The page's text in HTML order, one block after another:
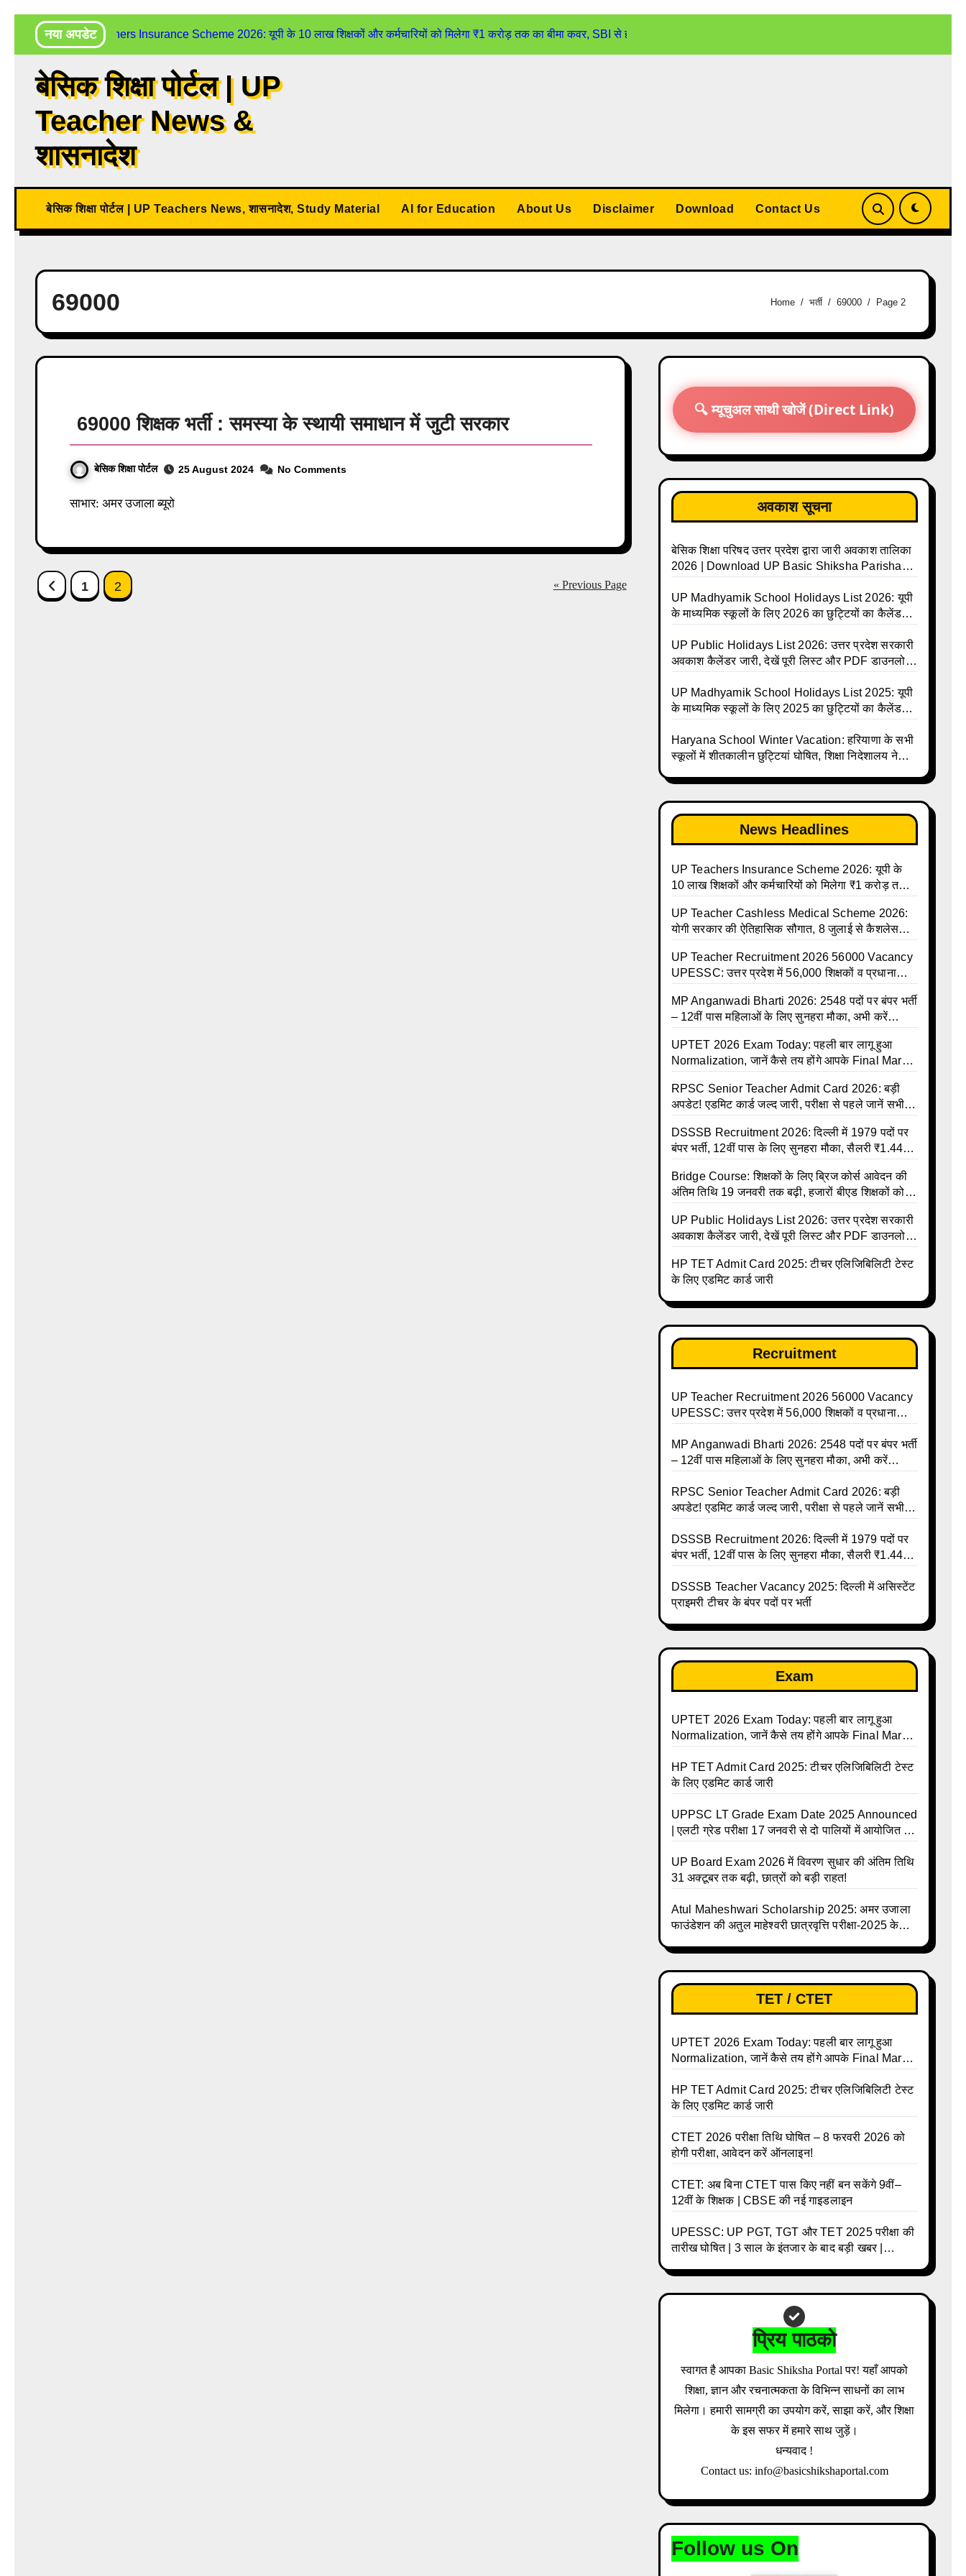
नया अपडेटUP Teachers Insurance Scheme 2026: यूपी के 10 लाख शिक्षकों और कर्मचारियों को मिलेगा ₹1 करोड़ तक का बीमा कवर, SBI से होगा बड़ा समझौता
बेसिक शिक्षा पोर्टल | UP
Teacher News &
शासनादेश
बेसिक शिक्षा पोर्टल | UP Teachers News, शासनादेश, Study Material AI for Education About Us Disclaimer Download Contact Us
69000 Home भर्ती 69000 Page 2
69000 शिक्षक भर्ती : समस्या के स्थायी समाधान में जुटी सरकार
बेसिक शिक्षा पोर्टल 25 August 2024 No Comments
साभार: अमर उजाला ब्यूरो
Posts
1 2 « Previous Page
🔍 म्यूचुअल साथी खोजें (Direct Link)
अवकाश सूचना
बेसिक शिक्षा परिषद उत्तर प्रदेश द्वारा जारी अवकाश तालिका
2026 | Download UP Basic Shiksha Parishad
Basic School Avkash Talika UP 2026 | UP
Basic Shiksha Parishad Avkash Talika 2026 |
and Calendar List 2026
UP Madhyamik School Holidays List 2026: यूपी
के माध्यमिक स्कूलों के लिए 2026 का छुट्टियों का कैलेंडर
Talika | UP Madhyamik Avkash Talika 2026 |
UP Madhyamik School avkash suchi | UP
Holiday Calendar | Madhyamik School
Holidays List 2026
UP Public Holidays List 2026: उत्तर प्रदेश सरकारी
अवकाश कैलेंडर जारी, देखें पूरी लिस्ट और PDF डाउनलोड
talika | Sarkari Avkash Talika | Up Holidays List
| Holidays Calendar
UP Madhyamik School Holidays List 2025: यूपी
के माध्यमिक स्कूलों के लिए 2025 का छुट्टियों का कैलेंडर
Talika | Up Madhyamik Avkash Talika 2025 |
UP Madhyamik School avkash suchi | UP
holiday calendar | Madhyamik School Holidays
List 2025
Haryana School Winter Vacation: हरियाणा के सभी
स्कूलों में शीतकालीन छुट्टियां घोषित, शिक्षा निदेशालय ने
News Headlines
UP Teachers Insurance Scheme 2026: यूपी के
10 लाख शिक्षकों और कर्मचारियों को मिलेगा ₹1 करोड़ तक
UP Teacher Cashless Medical Scheme 2026:
योगी सरकार की ऐतिहासिक सौगात, 8 जुलाई से कैशलेस
UP Teacher Recruitment 2026 56000 Vacancy
UPESSC: उत्तर प्रदेश में 56,000 शिक्षकों व प्रधानाचार्यों
MP Anganwadi Bharti 2026: 2548 पदों पर बंपर भर्ती
– 12वीं पास महिलाओं के लिए सुनहरा मौका, अभी करें
UPTET 2026 Exam Today: पहली बार लागू हुआ
Normalization, जानें कैसे तय होंगे आपके Final Marks
RPSC Senior Teacher Admit Card 2026: बड़ी
अपडेट! एडमिट कार्ड जल्द जारी, परीक्षा से पहले जानें सभी
DSSSB Recruitment 2026: दिल्ली में 1979 पदों पर
बंपर भर्ती, 12वीं पास के लिए सुनहरा मौका, सैलरी ₹1.44
Bridge Course: शिक्षकों के लिए ब्रिज कोर्स आवेदन की
अंतिम तिथि 19 जनवरी तक बढ़ी, हजारों बीएड शिक्षकों को
UP Public Holidays List 2026: उत्तर प्रदेश सरकारी
अवकाश कैलेंडर जारी, देखें पूरी लिस्ट और PDF डाउनलोड
talika | Sarkari Avkash Talika | Up Holidays List
| Holidays Calendar
HP TET Admit Card 2025: टीचर एलिजिबिलिटी टेस्ट
के लिए एडमिट कार्ड जारी
Recruitment
UP Teacher Recruitment 2026 56000 Vacancy
UPESSC: उत्तर प्रदेश में 56,000 शिक्षकों व प्रधानाचार्यों
MP Anganwadi Bharti 2026: 2548 पदों पर बंपर भर्ती
– 12वीं पास महिलाओं के लिए सुनहरा मौका, अभी करें
RPSC Senior Teacher Admit Card 2026: बड़ी
अपडेट! एडमिट कार्ड जल्द जारी, परीक्षा से पहले जानें सभी
DSSSB Recruitment 2026: दिल्ली में 1979 पदों पर
बंपर भर्ती, 12वीं पास के लिए सुनहरा मौका, सैलरी ₹1.44
DSSSB Teacher Vacancy 2025: दिल्ली में असिस्टेंट
प्राइमरी टीचर के बंपर पदों पर भर्ती
Exam
UPTET 2026 Exam Today: पहली बार लागू हुआ
Normalization, जानें कैसे तय होंगे आपके Final Marks
HP TET Admit Card 2025: टीचर एलिजिबिलिटी टेस्ट
के लिए एडमिट कार्ड जारी
UPPSC LT Grade Exam Date 2025 Announced
| एलटी ग्रेड परीक्षा 17 जनवरी से दो पालियों में आयोजित –
UP Board Exam 2026 में विवरण सुधार की अंतिम तिथि
31 अक्टूबर तक बढ़ी, छात्रों को बड़ी राहत!
Atul Maheshwari Scholarship 2025: अमर उजाला
फाउंडेशन की अतुल माहेश्वरी छात्रवृत्ति परीक्षा-2025 के
TET / CTET
UPTET 2026 Exam Today: पहली बार लागू हुआ
Normalization, जानें कैसे तय होंगे आपके Final Marks
HP TET Admit Card 2025: टीचर एलिजिबिलिटी टेस्ट
के लिए एडमिट कार्ड जारी
CTET 2026 परीक्षा तिथि घोषित – 8 फरवरी 2026 को
होगी परीक्षा, आवेदन करें ऑनलाइन!
CTET: अब बिना CTET पास किए नहीं बन सकेंगे 9वीं–
12वीं के शिक्षक | CBSE की नई गाइडलाइन
UPESSC: UP PGT, TGT और TET 2025 परीक्षा की
तारीख घोषित | 3 साल के इंतजार के बाद बड़ी खबर |
प्रिय पाठको
स्वागत है आपका Basic Shiksha Portal पर! यहाँ आपको
शिक्षा, ज्ञान और रचनात्मकता के विभिन्न साधनों का लाभ
मिलेगा। हमारी सामग्री का उपयोग करें, साझा करें, और शिक्षा
के इस सफर में हमारे साथ जुड़ें।
धन्यवाद !
Contact us: info@basicshikshaportal.com
Follow us On